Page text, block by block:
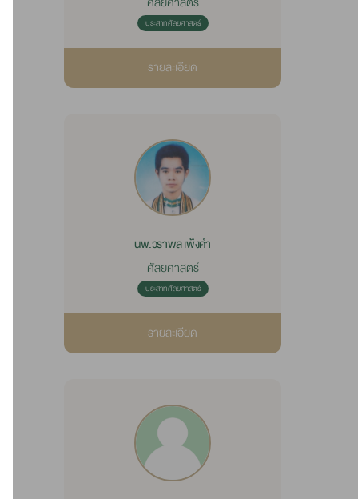
ประสาทศัลยศาสตร์
รายละเอียด
นพ.วราพล เพ็งคำ
ศัลยศาสตร์
ประสาทศัลยศาสตร์
รายละเอียด